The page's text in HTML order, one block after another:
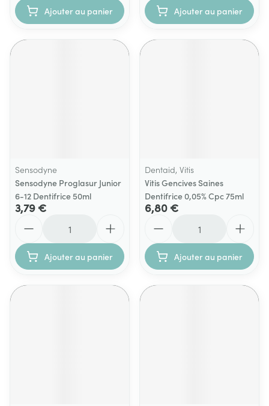
Ajouter au panier Ajouter au panier
Sensodyne
Sensodyne Proglasur Junior
6-12 Dentifrice 50ml
3,79 €
Ajouter au panier
Dentaid, Vitis
Vitis Gencives Saines
Dentifrice 0,05% Cpc 75ml
6,80 €
Ajouter au panier